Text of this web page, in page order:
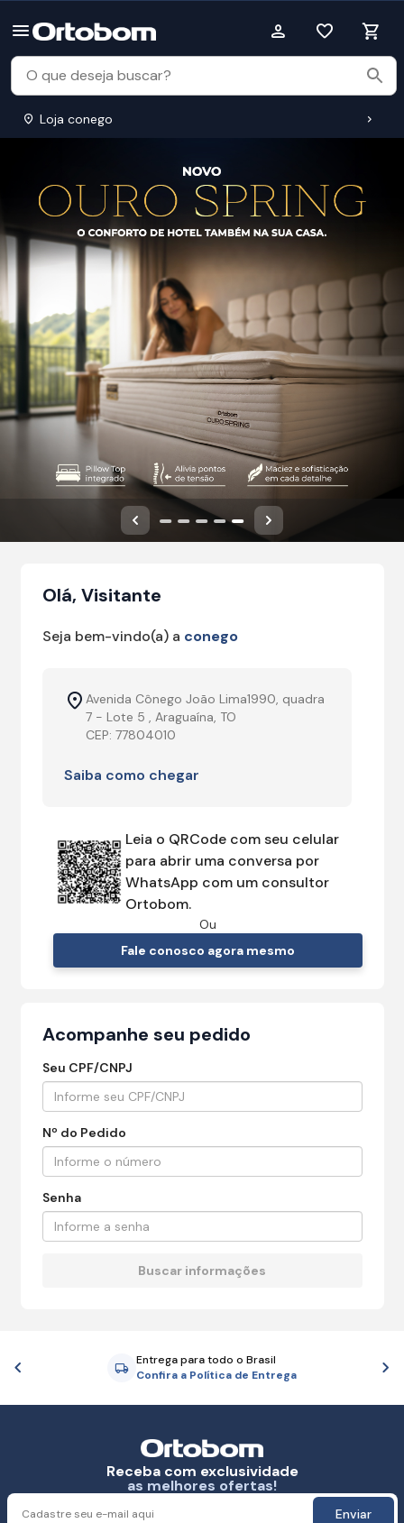
Loja conego
Anterior Próximo
Olá, Visitante
Seja bem-vindo(a) a conego
Avenida Cônego João Lima1990, quadra
7 - Lote 5 , Araguaína, TO
CEP: 77804010
Saiba como chegar
Leia o QRCode com seu celular
para abrir uma conversa por
WhatsApp com um consultor
Ortobom.
Ou
Fale conosco agora mesmo
Acompanhe seu pedido
Seu CPF/CNPJ
Nº do Pedido
Senha
Entrega para todo o Brasil
Confira a Política de Entrega
Anterior
Receba com exclusividade
as melhores ofertas!
Enviar